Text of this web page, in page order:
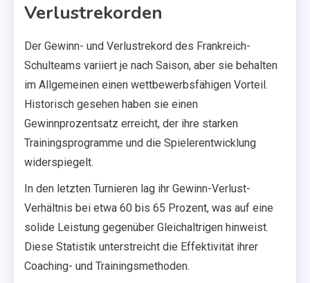
Verlustrekorden
Der Gewinn- und Verlustrekord des Frankreich-
Schulteams variiert je nach Saison, aber sie behalten
im Allgemeinen einen wettbewerbsfähigen Vorteil.
Historisch gesehen haben sie einen
Gewinnprozentsatz erreicht, der ihre starken
Trainingsprogramme und die Spielerentwicklung
widerspiegelt.
In den letzten Turnieren lag ihr Gewinn-Verlust-
Verhältnis bei etwa 60 bis 65 Prozent, was auf eine
solide Leistung gegenüber Gleichaltrigen hinweist.
Diese Statistik unterstreicht die Effektivität ihrer
Coaching- und Trainingsmethoden.